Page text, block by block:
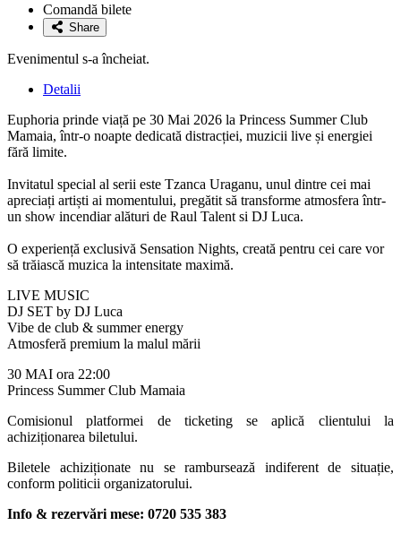
favoriteComandă bilete
Share
Evenimentul s-a încheiat.
Detalii
Euphoria prinde viață pe 30 Mai 2026 la Princess Summer Club
Mamaia, într-o noapte dedicată distracției, muzicii live și energiei
fără limite.
Invitatul special al serii este Tzanca Uraganu, unul dintre cei mai
apreciați artiști ai momentului, pregătit să transforme atmosfera într-
un show incendiar alături de Raul Talent si DJ Luca.
O experiență exclusivă Sensation Nights, creată pentru cei care vor
să trăiască muzica la intensitate maximă.
LIVE MUSIC
DJ SET by DJ Luca
Vibe de club & summer energy
Atmosferă premium la malul mării
30 MAI ora 22:00
Princess Summer Club Mamaia
Comisionul platformei de ticketing se aplică clientului la
achiziționarea biletului.
Biletele achiziționate nu se rambursează indiferent de situație,
conform politicii organizatorului.
Info & rezervări mese: 0720 535 383